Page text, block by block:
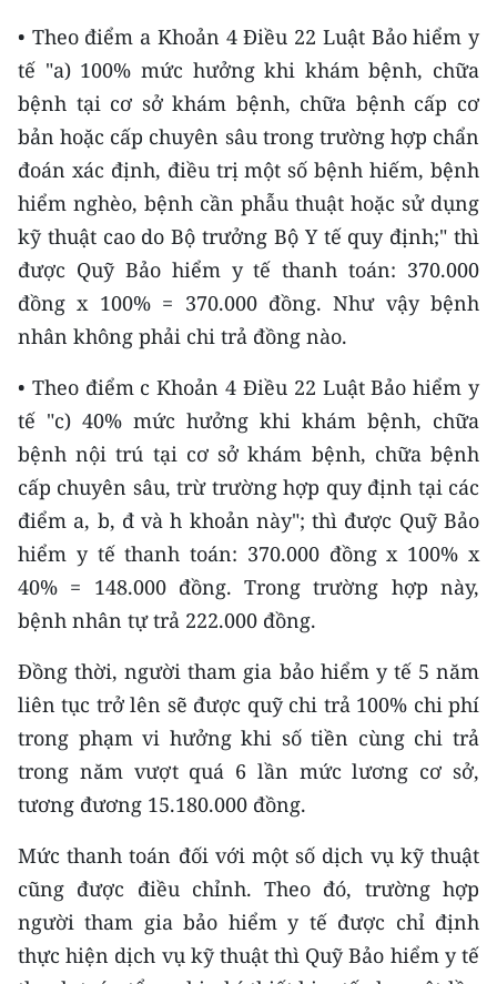
• Theo điểm a Khoản 4 Điều 22 Luật Bảo hiểm y
tế "a) 100% mức hưởng khi khám bệnh, chữa
bệnh tại cơ sở khám bệnh, chữa bệnh cấp cơ
bản hoặc cấp chuyên sâu trong trường hợp chẩn
đoán xác định, điều trị một số bệnh hiếm, bệnh
hiểm nghèo, bệnh cần phẫu thuật hoặc sử dụng
kỹ thuật cao do Bộ trưởng Bộ Y tế quy định;" thì
được Quỹ Bảo hiểm y tế thanh toán: 370.000
đồng x 100% = 370.000 đồng. Như vậy bệnh
nhân không phải chi trả đồng nào.
• Theo điểm c Khoản 4 Điều 22 Luật Bảo hiểm y
tế "c) 40% mức hưởng khi khám bệnh, chữa
bệnh nội trú tại cơ sở khám bệnh, chữa bệnh
cấp chuyên sâu, trừ trường hợp quy định tại các
điểm a, b, đ và h khoản này"; thì được Quỹ Bảo
hiểm y tế thanh toán: 370.000 đồng x 100% x
40% = 148.000 đồng. Trong trường hợp này,
bệnh nhân tự trả 222.000 đồng.
Đồng thời, người tham gia bảo hiểm y tế 5 năm
liên tục trở lên sẽ được quỹ chi trả 100% chi phí
trong phạm vi hưởng khi số tiền cùng chi trả
trong năm vượt quá 6 lần mức lương cơ sở,
tương đương 15.180.000 đồng.
Mức thanh toán đối với một số dịch vụ kỹ thuật
cũng được điều chỉnh. Theo đó, trường hợp
người tham gia bảo hiểm y tế được chỉ định
thực hiện dịch vụ kỹ thuật thì Quỹ Bảo hiểm y tế